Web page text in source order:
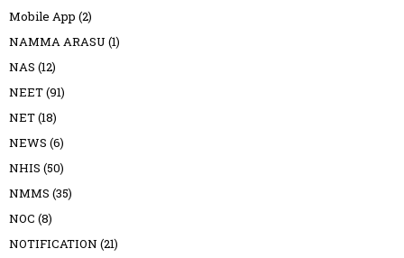
Mobile App (2)
NAMMA ARASU (1)
NAS (12)
NEET(91)
NET(18)
NEWS (6)
NHIS (50)
NMMS (35)
NOC (8)
NOTIFICATION (21)